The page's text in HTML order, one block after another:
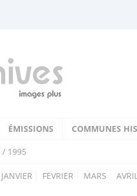
ÉMISSIONS COMMUNES
/ 1995
JANVIER FEVRIER MARS